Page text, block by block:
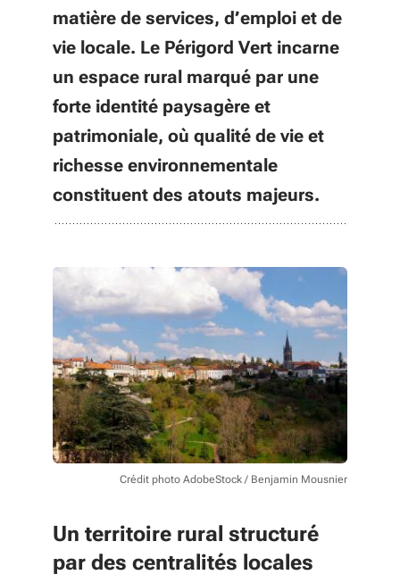
matière de services, d’emploi et de
vie locale. Le Périgord Vert incarne
un espace rural marqué par une
forte identité paysagère et
patrimoniale, où qualité de vie et
richesse environnementale
constituent des atouts majeurs.
Crédit photo AdobeStock / Benjamin Mousnier
Un territoire rural structuré
par des centralités locales